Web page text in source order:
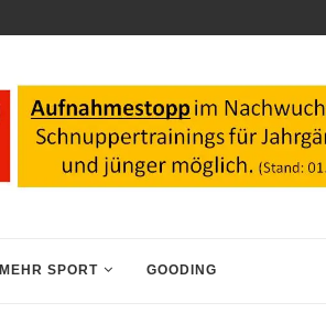
MEHR SPORT GOODING